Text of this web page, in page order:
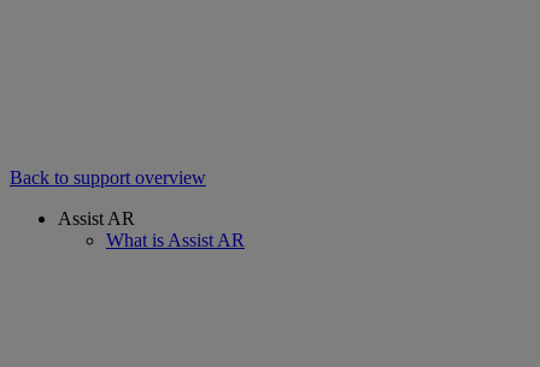
Back to support overview
Assist AR
What is Assist AR